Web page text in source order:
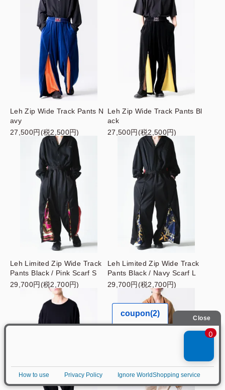
Leh Zip Wide Track Pants N
avy
27,500円(税2,500円)
Leh Zip Wide Track Pants Bl
ack
27,500円(税2,500円)
Leh Limited Zip Wide Track
Pants Black / Pink Scarf S
29,700円(税2,700円)
Leh Limited Zip Wide Track
Pants Black / Navy Scarf L
29,700円(税2,700円)